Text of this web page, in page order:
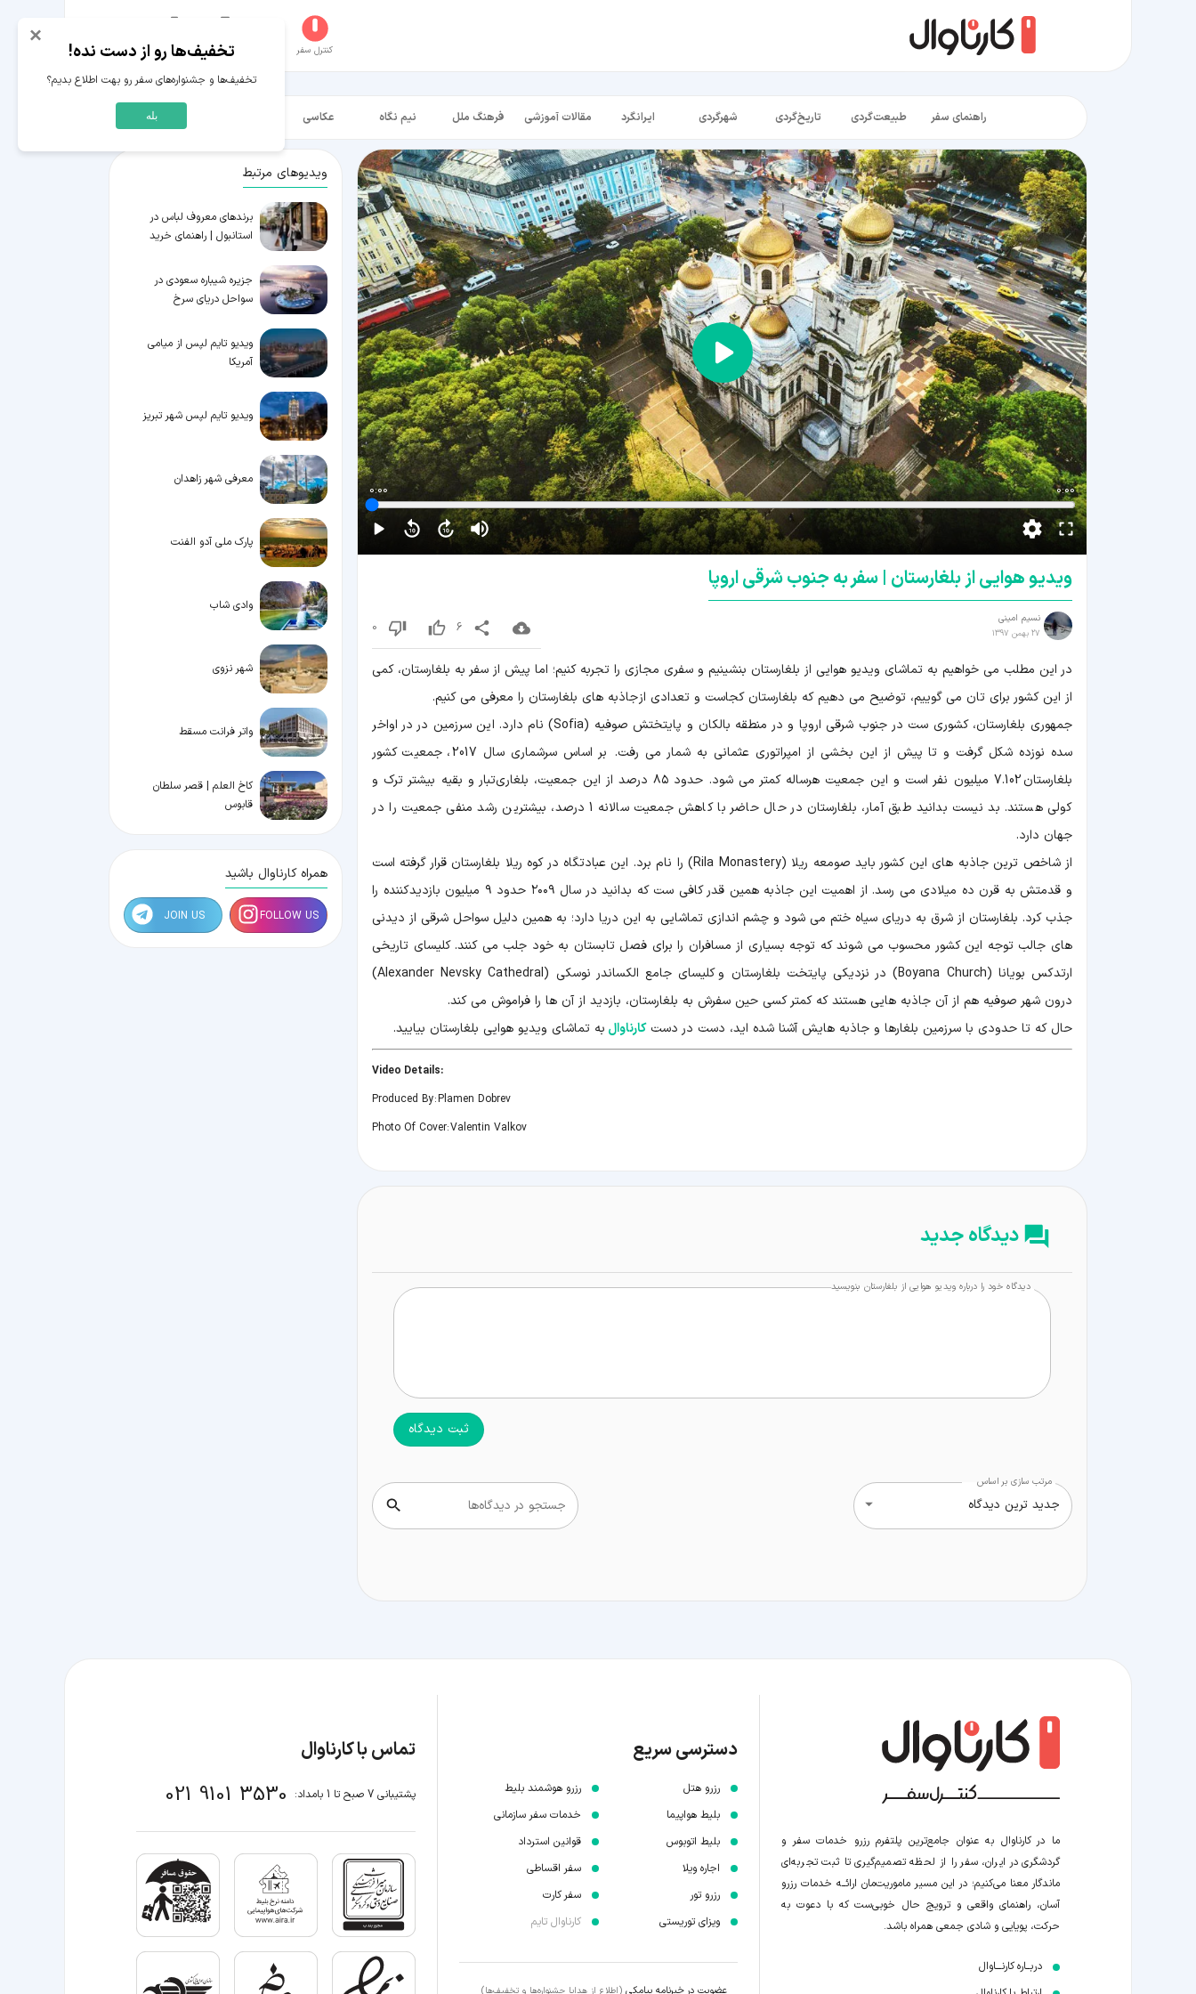
کنترل سفر عکاسخانه سفر‌های من حساب کاربری
راهنمای سفر طبیعت‌گردی تاریخ‌گردی شهرگردی ایرانگرد مقالات آموزشی فرهنگ ملل نیم نگاه عکاسی
0:00
0:00
ویدیو هوایی از بلغارستان | سفر به جنوب شرقی اروپا
نسیم امینی
27 بهمن 1397 6
0
در این مطلب می خواهیم به تماشای ویدیو هوایی از بلغارستان بنشینیم و سفری مجازی را تجربه کنیم؛ اما پیش از سفر به بلغارستان، کمی
از این کشور برای تان می گوییم، توضیح می دهیم که بلغارستان کجاست و تعدادی از جاذبه های بلغارستان را معرفی می کنیم.
جمهوری بلغارستان، کشوری ست در جنوب شرقی اروپا و در منطقه بالکان و پایتختش صوفیه (Sofia) نام دارد. این سرزمین در در اواخر
سده نوزده شکل گرفت و تا پیش از این بخشی از امپراتوری عثمانی به شمار می رفت. بر اساس سرشماری سال 2017، جمعیت کشور
بلغارستان 7.102 میلیون نفر است و این جمعیت هرساله کمتر می شود. حدود ۸۵ درصد از این جمعیت، بلغاری‌تبار و بقیه بیشتر ترک و
کولی هستند. بد نیست بدانید طبق آمار، بلغارستان در حال حاضر با کاهش جمعیت سالانه 1 درصد، بیشترین رشد منفی جمعیت را در
جهان دارد.
از شاخص ترین جاذبه های این کشور باید صومعه ریلا (Rila Monastery) را نام برد. این عبادتگاه در کوه ریلا بلغارستان قرار گرفته است
و قدمتش به قرن ده میلادی می رسد. از اهمیت این جاذبه همین قدر کافی ست که بدانید در سال ۲۰۰۹ حدود ۹ میلیون بازدیدکننده را
جذب کرد. بلغارستان از شرق به دریای سیاه ختم می شود و چشم اندازی تماشایی به این دریا دارد؛ به همین دلیل سواحل شرقی از دیدنی
های جالب توجه این کشور محسوب می شوند که توجه بسیاری از مسافران را برای فصل تابستان به خود جلب می کنند. کلیسای تاریخی
ارتدکس بویانا (Boyana Church) در نزدیکی پایتخت بلغارستان و کلیسای جامع الکساندر نوسکی (Alexander Nevsky Cathedral)
درون شهر صوفیه هم از آن جاذبه هایی هستند که کمتر کسی حین سفرش به بلغارستان، بازدید از آن ها را فراموش می کند.
حال که تا حدودی با سرزمین بلغارها و جاذبه هایش آشنا شده اید، دست در دستکارناوال به تماشای ویدیو هوایی بلغارستان بیایید.
:Video Details
Produced By: Plamen Dobrev
Photo Of Cover: Valentin Valkov
دیدگاه جدید
دیدگاه خود را درباره ویدیو هوایی از بلغارستان بنویسید
ثبت دیدگاه
جستجو در دیدگاه‌ها
مرتب سازی بر اساس
جدید ترین دیدگاه
ویدیوهای مرتبط
برندهای معروف لباس در
استانبول | راهنمای خرید
جزیره شیباره سعودی در
سواحل دریای سرخ
ویدیو تایم لپس از میامی
آمریکا
ویدیو تایم لپس شهر تبریز
معرفی شهر زاهدان
پارک ملی آدو الفنت
وادی شاب
شهر نزوی
واتر فرانت مسقط
کاخ العلم | قصر سلطان
قابوس
همراه کارناوال باشید
FOLLOW US
JOIN US
ما در کارناوال به عنوان جامع‌ترین پلتفرم رزرو خدمات سفر و
گردشگری در ایران، سفر را از لحظه‌ تصمیم‌گیری تا ثبت تجربه‌ای
ماندگار معنا می‌کنیم؛ در این مسیر‍ ماموریت‌مان اراﺋــﻪ خدمات رزرو
آسان، راهنمای واقعی و ترویج حال خوبی‌ست که با دعوت به
حرکت، پویایی و شادی جمعی همراه باشد.
دربــاره کارنـــاوال
دسترسی سریع
رزرو هتل
بلیط هواپیما
بلیط اتوبوس
اجاره ویلا
رزرو تور
ویزای توریستی
رزرو هوشمند بلیط
خدمات سفر سازمانی
قوانین استرداد
سفر اقساطی
سفر کارت
کارناوال تایم
عضویت در خبرنامه پیامکی (اطلاع از هدایا جشنواره‌ها و تخفیف‌ها)
تماس با کارناوال
پشتیبانی 7 صبح تا 1 بامداد: 021 9101 3530
×
تخفیف‌ها رو از دست نده!
تخفیف‌ها و جشنواره‌های سفر رو بهت اطلاع بدیم؟
بله